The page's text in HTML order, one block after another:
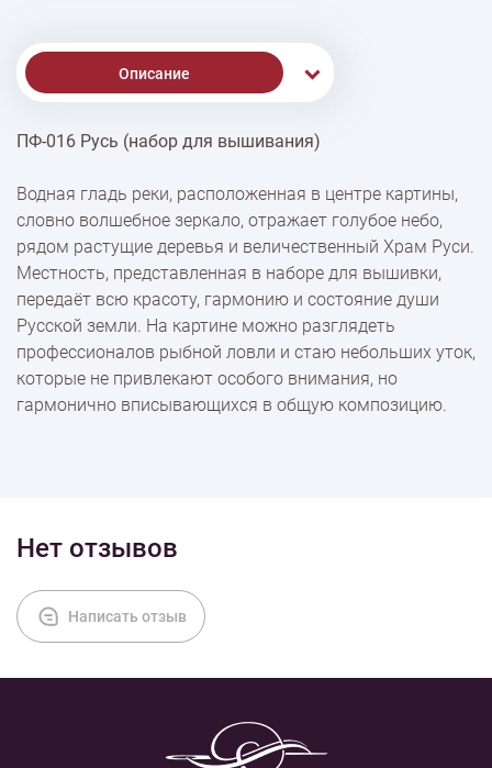
Описание
% Скидки
Доставка
Оплата
ПФ-016 Русь (набор для вышивания)
Водная гладь реки, расположенная в центре картины,
словно волшебное зеркало, отражает голубое небо,
рядом растущие деревья и величественный Храм Руси.
Местность, представленная в наборе для вышивки,
передаёт всю красоту, гармонию и состояние души
Русской земли. На картине можно разглядеть
профессионалов рыбной ловли и стаю небольших уток,
которые не привлекают особого внимания, но
гармонично вписывающихся в общую композицию.
Нет отзывов
Написать отзыв